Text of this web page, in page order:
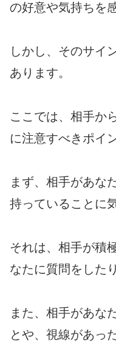
の好意や気持ちを
しかし、そのサイ
あります。
ここでは、相手か
に注意すべきポイ
まず、相手があな
持っていることに
それは、相手が積
なたに質問をした
また、相手があな
とや、視線があっ